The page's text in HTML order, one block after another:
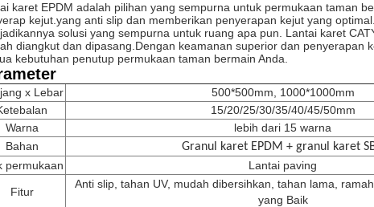
karet EPDM adalah pilihan yang sempurna untuk permukaan taman
kejut.yang anti slip dan memberikan penyerapan kejut yang
solusi yang sempurna untuk ruang apa pun. Lantai karet
diangkut dan dipasang.Dengan keamanan superior dan penyerapan
kebutuhan penutup permukaan taman bermain Anda.
x Lebar
500*500mm, 1000*1000mm
15/20/25/30/35/40/45/50mm
Warna
lebih dari 15 warna
Bahan
Granul karet EPDM + granul karet
permukaan
Lantai paving
Fitur
Anti slip, tahan UV, mudah dibersihkan, tahan lama,
yang Baik